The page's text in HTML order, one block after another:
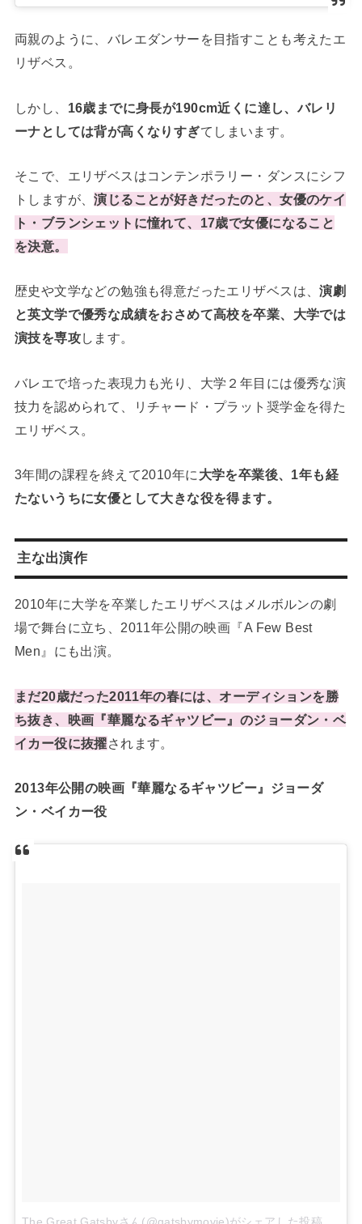
両親のように、バレエダンサーを目指すことも考えたエ
リザベス。
しかし、 16歳までに身長が190cm近くに達し、バレリ
ーナとしては背が高くなりすぎてしまいます。
そこで、エリザベスはコンテンポラリー・ダンスにシフ
トしますが、演じることが好きだったのと、女優のケイ
ト・ブランシェットに憧れて、17歳で女優になること
を決意。
歴史や文学などの勉強も得意だったエリザベスは、演劇
と英文学で優秀な成績をおさめて高校を卒業、大学では
演技を専攻します。
バレエで培った表現力も光り、大学２年目には優秀な演
技力を認められて、リチャード・プラット奨学金を得た
エリザベス。
3年間の課程を終えて2010年に 大学を卒業後、1年も経
たないうちに女優として大きな役を得ます。
主な出演作
2010年に大学を卒業したエリザベスはメルボルンの劇
場で舞台に立ち、2011年公開の映画『A Few Best
Men』にも出演。
まだ20歳だった2011年の春には、オーディションを勝
ち抜き、映画『華麗なるギャツビー』のジョーダン・ベ
イカー役に抜擢されます。
2013年公開の映画『華麗なるギャツビー』ジョーダ
ン・ベイカー役